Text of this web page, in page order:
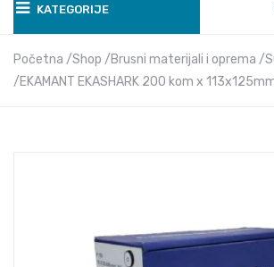
KATEGORIJE
Početna Shop Brusni materijali i oprema
EKAMANT EKASHARK 200 kom x